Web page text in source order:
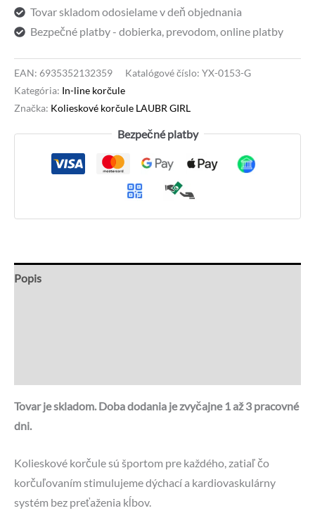
Tovar skladom odosielame v deň objednania
Bezpečné platby - dobierka, prevodom, online platby
EAN: 6935352132359 Katalógové číslo: YX-0153-G
Kategória: In-line korčule
Značka: Kolieskové korčule LAUBR GIRL
Bezpečné platby
Popis
Tovar je skladom. Doba dodania je zvyčajne 1 až 3 pracovné
dni.
Kolieskové korčule sú športom pre každého, zatiaľ čo
korčuľovaním stimulujeme dýchací a kardiovaskulárny
systém bez preťaženia kĺbov.